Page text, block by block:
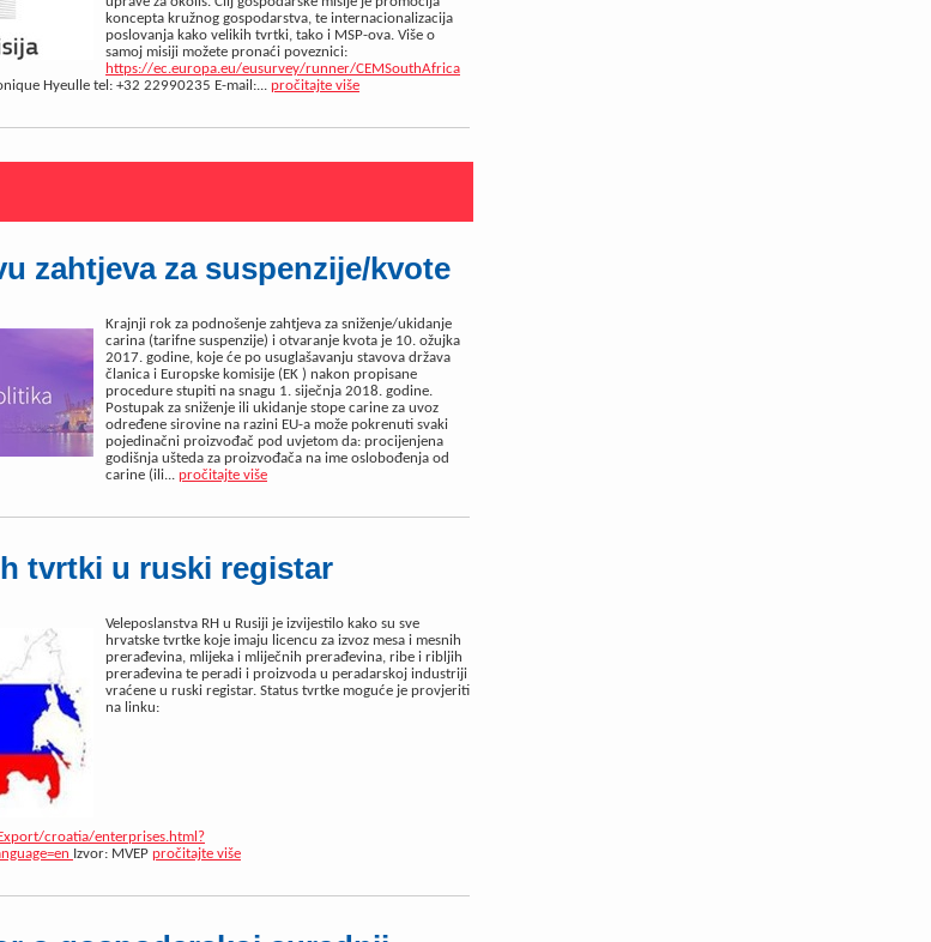
koncepta kružnog gospodarstva, te internacionalizacija
poslovanja kako velikih tvrtki, tako i MSP-ova. Više o
samoj misiji možete pronaći poveznici:
https://ec.europa.eu/eusurvey/runner/CEMSouthAfrica
Hyeulle tel: +32 22990235 E-mail:... pročitajte više
zahtjeva za suspenzije/kvote
Krajnji rok za podnošenje zahtjeva za sniženje/ukidanje
carina (tarifne suspenzije) i otvaranje kvota je 10. ožujka
2017. godine, koje će po usuglašavanju stavova država
članica i Europske komisije (EK ) nakon propisane
procedure stupiti na snagu 1. siječnja 2018. godine.
Postupak za sniženje ili ukidanje stope carine za uvoz
određene sirovine na razini EU-a može pokrenuti svaki
pojedinačni proizvođač pod uvjetom da: procijenjena
godišnja ušteda za proizvođača na ime oslobođenja od
carine (ili... pročitajte više
tvrtki u ruski registar
Veleposlanstva RH u Rusiji je izvijestilo kako su sve
hrvatske tvrtke koje imaju licencu za izvoz mesa i mesnih
prerađevina, mlijeka i mliječnih prerađevina, ribe i ribljih
prerađevina te peradi i proizvoda u peradarskoj industriji
vraćene u ruski registar. Status tvrtke moguće je provjeriti
na linku:
croatia/enterprises.html?
Izvor: MVEP pročitajte više